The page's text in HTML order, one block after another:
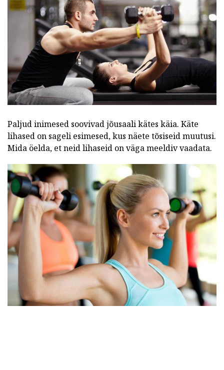
Paljud inimesed soovivad jõusaali kätes käia. Käte
lihased on sageli esimesed, kus näete tõsiseid muutusi.
Mida öelda, et neid lihaseid on väga meeldiv vaadata.